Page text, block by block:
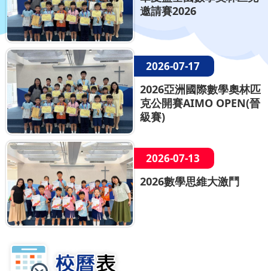
邀請賽2026
2026-07-17
2026亞洲國際數學奧林匹
克公開賽AIMO OPEN(晉
級賽)
2026-07-13
2026數學思維大激鬥